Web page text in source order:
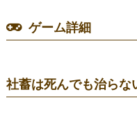
ゲーム詳細
社蓄は死んでも治らな